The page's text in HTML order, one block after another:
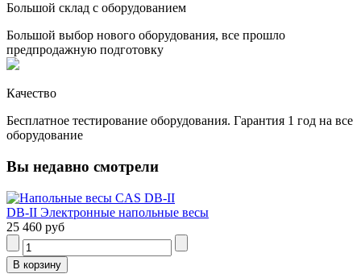
Большой склад с оборудованием
Большой выбор нового оборудования, все прошло
предпродажную подготовку
Качество
Бесплатное тестирование оборудования. Гарантия 1 год на все
оборудование
Вы недавно смотрели
DB-II Электронные напольные весы
25 460 руб